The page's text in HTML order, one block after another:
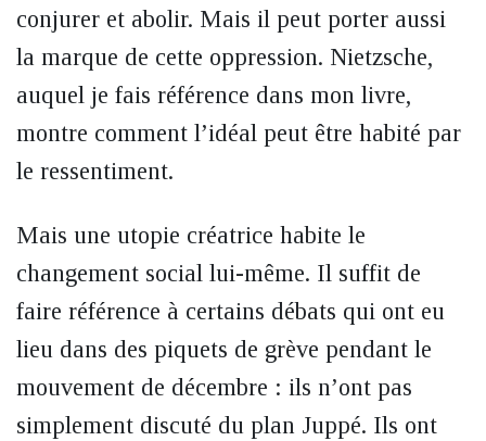
conjurer et abolir. Mais il peut porter aussi
la marque de cette oppression. Nietzsche,
auquel je fais référence dans mon livre,
montre comment l’idéal peut être habité par
le ressentiment.
Mais une utopie créatrice habite le
changement social lui-même. Il suffit de
faire référence à certains débats qui ont eu
lieu dans des piquets de grève pendant le
mouvement de décembre : ils n’ont pas
simplement discuté du plan Juppé. Ils ont